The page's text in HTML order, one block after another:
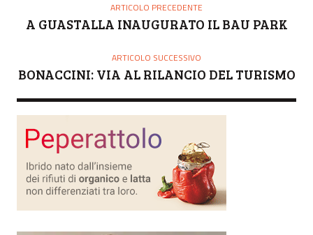
ARTICOLO PRECEDENTE
A GUASTALLA INAUGURATO IL BAU PARK
ARTICOLO SUCCESSIVO
BONACCINI: VIA AL RILANCIO DEL TURISMO